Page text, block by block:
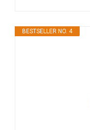
BESTSELLER NO. 4